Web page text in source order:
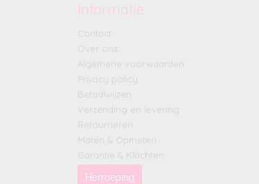
Informatie
Contact
Over ons
Algemene voorwaarden
Privacy policy
Betaalwijzen
Verzending en levering
Retourneren
Maten & Opmeten
Garantie & Klachten
Herroeping